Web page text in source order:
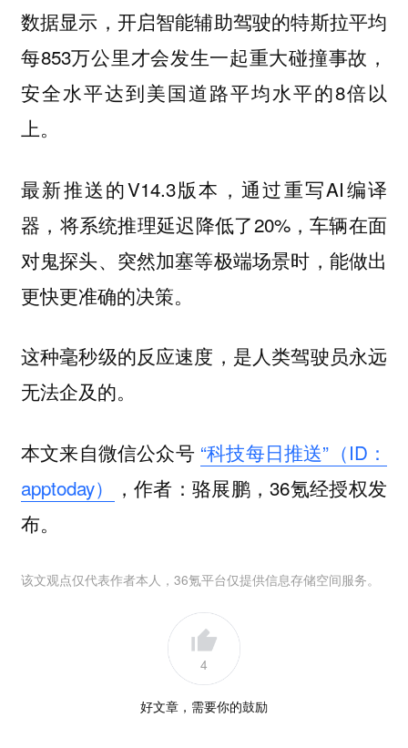
数据显示，开启智能辅助驾驶的特斯拉平均
每853万公里才会发生一起重大碰撞事故，
安全水平达到美国道路平均水平的8倍以
上。
最新推送的V14.3版本，通过重写AI编译
器，将系统推理延迟降低了20%，车辆在面
对鬼探头、突然加塞等极端场景时，能做出
更快更准确的决策。
这种毫秒级的反应速度，是人类驾驶员永远
无法企及的。
本文来自微信公众号 “科技每日推送”（ID：
apptoday）
，作者：骆展鹏，36氪经授权发
布。
该文观点仅代表作者本人，36氪平台仅提供信息存储空间服务。
4
好文章，需要你的鼓励